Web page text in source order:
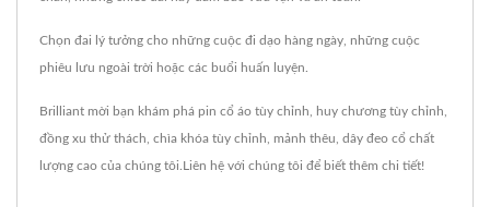
Chọn đai lý tưởng cho những cuộc đi dạo hàng ngày, những cuộc
phiêu lưu ngoài trời hoặc các buổi huấn luyện.
Brilliant mời bạn khám phá pin cổ áo tùy chỉnh huy chương tùy chỉnh
đồng xu thử thách chìa khóa tùy chỉnh mảnh thêu dây đeo cổ chất
lượng cao của chúng tôi. Liên hệ với chúng tôi để biết thêm chi tiết!